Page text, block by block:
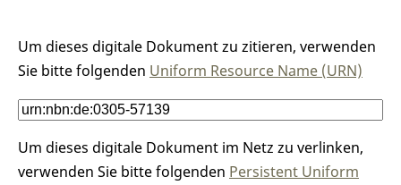
Um dieses digitale Dokument zu zitieren, verwenden
Sie bitte folgenden Uniform Resource Name (URN)
Um dieses digitale Dokument im Netz zu verlinken,
verwenden Sie bitte folgenden Persistent Uniform